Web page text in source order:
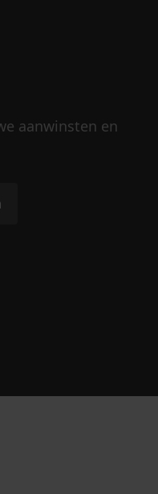
aanwinsten en